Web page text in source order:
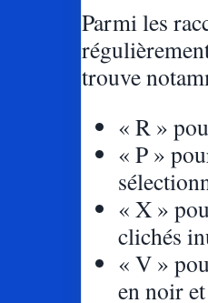
Parmi les
trouve
« R »
« P »
« X »
clichés
« V »
en noir